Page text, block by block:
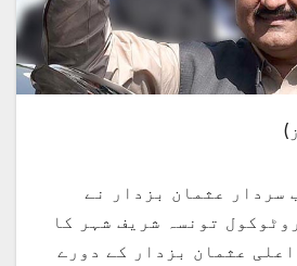
سردار عثمان بزدار نے
تونسہ شریف شہر کا
عثمان بزدار کے دورے